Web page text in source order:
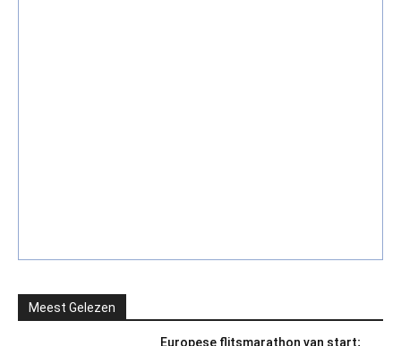
Meest Gelezen
Europese flitsmarathon van start;